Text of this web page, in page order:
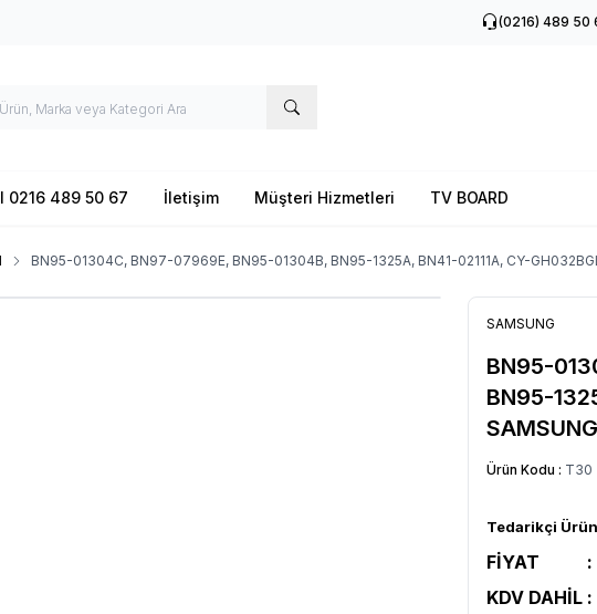
(0216) 489 50
0216 489 50 67 İletişim Müşteri Hizmetleri TV BOARD
BN95-01304C, BN97-07969E, BN95-01304B, BN95-1325A, BN41-02111A, CY-
SAMSUNG
BN95-
BN95-
Ürün Kodu : T30
Tedarikçi
FİYAT :
KDV DAHİL :